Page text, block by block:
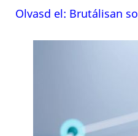
Olvasd el: Brutálisan